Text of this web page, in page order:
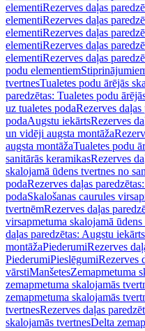
elementiRezerves daļas
elementiRezerves daļas
elementiRezerves daļas
elementiRezerves daļas
elementiRezerves daļas
podu elementiem
tvertnesTualetes podu ārējās
paredzētas: Tualetes podu
uz tualetes podaRezerves
podaAugstu iekārtsRezerves
un vidēji augsta montāža
augsta montāžaTualetes podu
sanitārās keramikasRezerves
skalojamā ūdens tvertnes no
podaRezerves daļas
podaSkalošanas caurules
tvertnēmRezerves daļas
virsapmetuma skalojamā
daļas paredzētas: Augstu iekārts
montāžaPiederumiRezerves
PiederumiPieslēgumiRezerves
vārstiManšetesZemapmetuma
zemapmetuma skalojamās
zemapmetuma skalojamās
tvertnesRezerves daļas
skalojamās tvertnesDelta